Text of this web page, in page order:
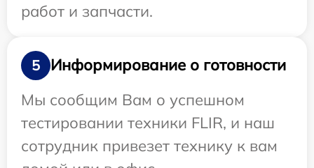
работ и запчасти.
5
Информирование о готовности
Мы сообщим Вам о успешном
тестировании техники FLIR, и наш
сотрудник привезет технику к вам